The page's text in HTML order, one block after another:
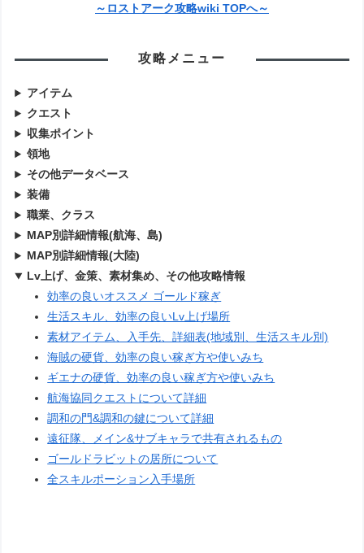
～ロストアーク攻略wiki TOPへ～
攻略メニュー
アイテム
クエスト
収集ポイント
領地
その他データベース
装備
職業、クラス
MAP別詳細情報(航海、島)
MAP別詳細情報(大陸)
Lv上げ、金策、素材集め、その他攻略情報
効率の良いオススメ ゴールド稼ぎ
生活スキル、効率の良いLv上げ場所
素材アイテム、入手先、詳細表(地域別、生活スキル別)
海賊の硬貨、効率の良い稼ぎ方や使いみち
ギエナの硬貨、効率の良い稼ぎ方や使いみち
航海協同クエストについて詳細
調和の門&調和の鍵について詳細
遠征隊、メイン&サブキャラで共有されるもの
ゴールドラビットの居所について
全スキルポーション入手場所